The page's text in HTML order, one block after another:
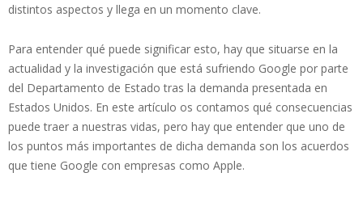
distintos aspectos y llega en un momento clave.
Para entender qué puede significar esto, hay que situarse en la
actualidad y la investigación que está sufriendo Google por parte
del Departamento de Estado tras la demanda presentada en
Estados Unidos. En este artículo os contamos qué consecuencias
puede traer a nuestras vidas, pero hay que entender que uno de
los puntos más importantes de dicha demanda son los acuerdos
que tiene Google con empresas como Apple.